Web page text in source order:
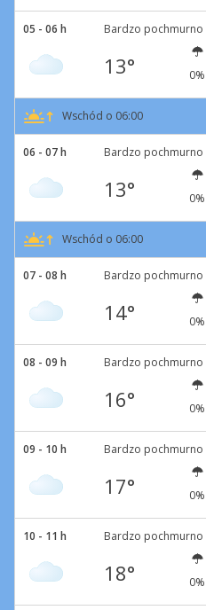
05 - 06 h Bardzo pochmurno
13° 0%
Wschód o 06:00
06 - 07 h Bardzo pochmurno
13° 0%
Wschód o 06:00
07 - 08 h Bardzo pochmurno
14° 0%
08 - 09 h Bardzo pochmurno
16° 0%
09 - 10 h Bardzo pochmurno
17° 0%
10 - 11 h Bardzo pochmurno
18° 0%